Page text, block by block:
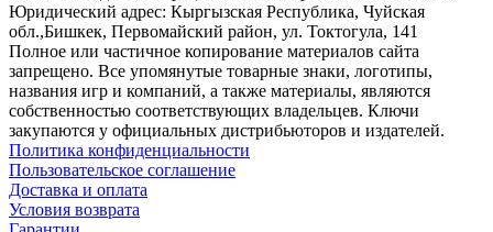
Юридический адрес: Кыргызская Республика, Чуйская
обл.,Бишкек, Первомайский район, ул. Токтогула, 141
Полное или частичное копирование материалов сайта
запрещено. Все упомянутые товарные знаки, логотипы,
названия игр и компаний, а также материалы, являются
собственностью соответствующих владельцев. Ключи
закупаются у официальных дистрибьюторов и издателей.
Политика конфиденциальности
Пользовательское соглашение
Доставка и оплата
Условия возврата